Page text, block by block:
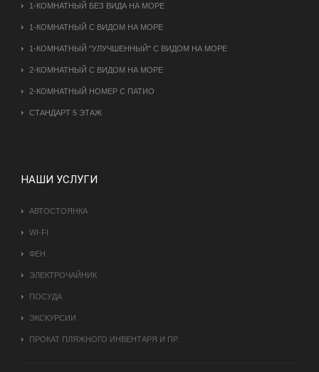
1-КОМНАТНЫЙ БЕЗ ВИДА НА МОРЕ
1-КОМНАТНЫЙ С ВИДОМ НА МОРЕ
1-КОМНАТНЫЙ "УЛУЧШЕННЫЙ" С ВИДОМ НА МОРЕ
2-КОМНАТНЫЙ С ВИДОМ НА МОРЕ
2-КОМНАТНЫЙ НОМЕР С ПАТИО
СТАНДАРТ 5 ЭТАЖ
НАШИ УСЛУГИ
АВТОСТОЯНКА
WI-FI
ФЕН
ЭЛЕКТРОЧАЙНИК
ПОСУДА
ЭКСКУРСИИ
ПРОКАТ ПЛЯЖНОГО ИНВЕНТАРЯ И ПР.